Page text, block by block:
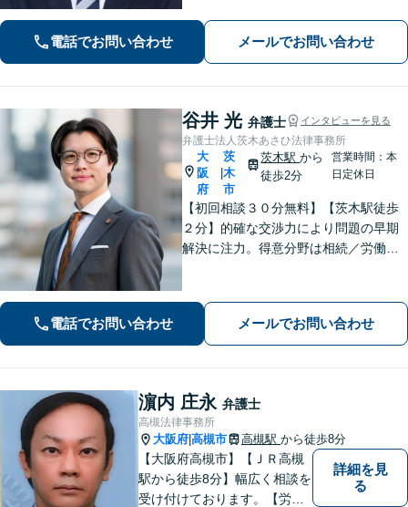
などの刑事事件にも幅広く対応。紛争
化してしてしまった問題も、より良い
着地点を探り、交渉を重ねます【初回
相談無料】
電話でお問い合わせ メールでお問い合わせ
谷井 光 弁護士 インタビューを見る
弁護士法人茨木あさひ法律事務所
大
阪
府
茨
木
市
茨木駅から
徒歩2分
営業時間：本
日定休日
【初回相談３０分無料】【茨木駅徒歩
２分】的確な交渉力により問題の早期
解決に注力。得意分野は相続／労働／
度の高い解決を目指します。まずはお
気軽にお電話下さい。
電話でお問い合わせ メールでお問い合わせ
濵内 庄永 弁護士
高槻法律事務所
大阪府 高槻市 高槻駅 から徒歩8分
【大阪府高槻市】【ＪＲ高槻
駅から徒歩8分】幅広く相談を
受け付けております。【労働
詳細を見
る